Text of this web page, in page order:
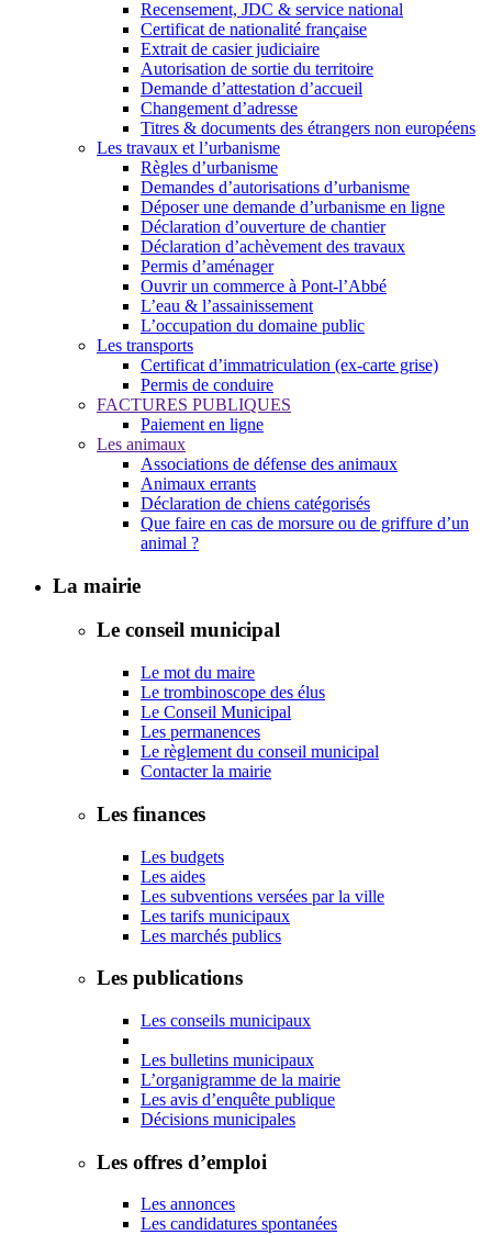
Recensement, JDC & service national
Certificat de nationalité française
Extrait de casier judiciaire
Autorisation de sortie du territoire
Demande d’attestation d’accueil
Changement d’adresse
Titres & documents des étrangers non européens
Les travaux et l’urbanisme
Règles d’urbanisme
Demandes d’autorisations d’urbanisme
Déposer une demande d’urbanisme en ligne
Déclaration d’ouverture de chantier
Déclaration d’achèvement des travaux
Permis d’aménager
Ouvrir un commerce à Pont-l’Abbé
L’eau & l’assainissement
L’occupation du domaine public
Les transports
Certificat d’immatriculation (ex-carte grise)
Permis de conduire
FACTURES PUBLIQUES
Paiement en ligne
Les animaux
Associations de défense des animaux
Animaux errants
Déclaration de chiens catégorisés
Que faire en cas de morsure ou de griffure d’un
animal ?
La mairie
Le conseil municipal
Le mot du maire
Le trombinoscope des élus
Le Conseil Municipal
Les permanences
Le règlement du conseil municipal
Contacter la mairie
Les finances
Les budgets
Les aides
Les subventions versées par la ville
Les tarifs municipaux
Les marchés publics
Les publications
Les conseils municipaux
Les bulletins municipaux
L’organigramme de la mairie
Les avis d’enquête publique
Décisions municipales
Les offres d’emploi
Les annonces
Les candidatures spontanées